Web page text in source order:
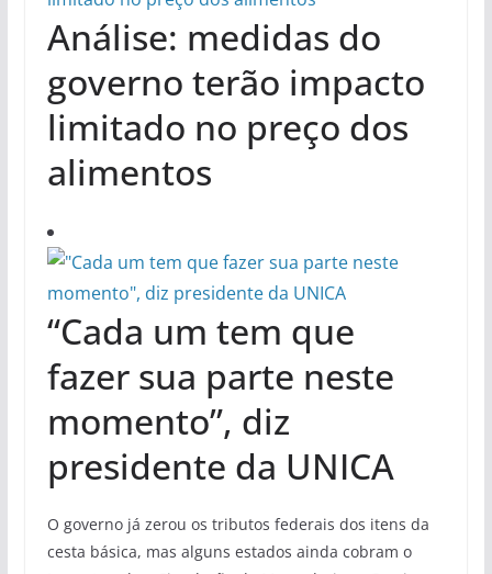
Análise: medidas do
governo terão impacto
limitado no preço dos
alimentos
“Cada um tem que
fazer sua parte neste
momento”, diz
presidente da UNICA
O governo já zerou os tributos federais dos itens da
cesta básica, mas alguns estados ainda cobram o